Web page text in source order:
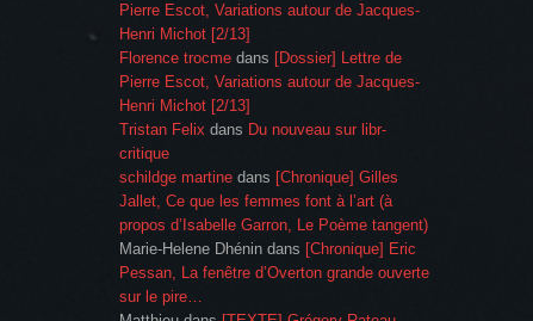
Pierre Escot, Variations autour de Jacques-
Henri Michot [2/13]
Florence trocme dans [Dossier] Lettre de
Pierre Escot, Variations autour de Jacques-
Henri Michot [2/13]
Tristan Felix dans Du nouveau sur libr-
critique
schildge martine dans [Chronique] Gilles
Jallet, Ce que les femmes font à l’art (à
propos d’Isabelle Garron, Le Poème tangent)
Marie-Helene Dhénin dans [Chronique] Eric
Pessan, La fenêtre d’Overton grande ouverte
sur le pire…